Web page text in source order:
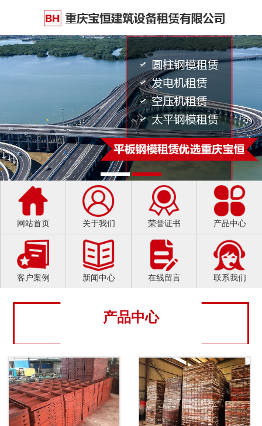
网站首页 关于我们 荣誉证书 产品中心
客户案例 新闻中心 在线留言 联系我们
产品中心